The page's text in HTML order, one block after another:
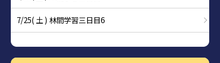
7/25( 土 ) 林間学習三日目6